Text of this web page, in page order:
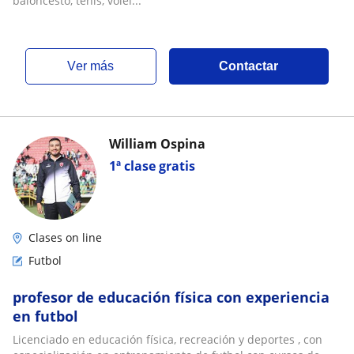
ver más Contactar
1ª clase gratis
William Ospina
Clases on line
Futbol
profesor de educación física con experiencia
en futbol
Licenciado en educación física, recreación y deportes , con